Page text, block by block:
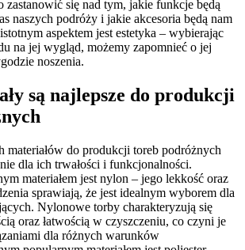
zastanowić się nad tym, jakie funkcje będą
naszych podróży i jakie akcesoria będą nam
aspektem jest estetyka – wybierając
na jej wygląd, możemy zapomnieć o jej
noszenia.
są najlepsze do produkcji
materiałów do produkcji toreb podróżnych
dla ich trwałości i funkcjonalności.
materiałem jest nylon – jego lekkość oraz
sprawiają, że jest idealnym wyborem dla
Nylonowe torby charakteryzują się
oraz łatwością w czyszczeniu, co czyni je
dla różnych warunków